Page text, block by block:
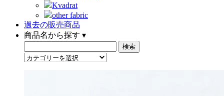
Kvadrat
other fabric
過去の販売商品
商品名から探す ▾